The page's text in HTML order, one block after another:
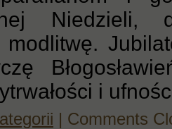
i
| Comments